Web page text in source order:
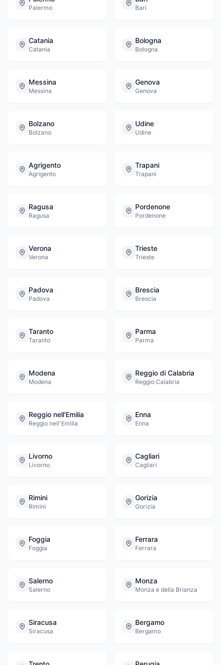
Palermo Bari
Catania
Catania
Bologna
Bologna
Messina
Messina
Genova
Genova
Bolzano
Bolzano
Udine
Udine
Agrigento
Agrigento
Trapani
Trapani
Ragusa
Ragusa
Pordenone
Pordenone
Verona
Verona
Trieste
Trieste
Padova
Padova
Brescia
Brescia
Taranto
Taranto
Parma
Parma
Modena
Modena
Reggio di Calabria
Reggio Calabria
Reggio nell'Emilia
Reggio nell'Emilia
Enna
Enna
Livorno
Livorno
Cagliari
Cagliari
Rimini
Rimini
Gorizia
Gorizia
Foggia
Foggia
Ferrara
Ferrara
Salerno
Salerno
Monza
Monza e della Brianza
Siracusa
Siracusa
Bergamo
Bergamo